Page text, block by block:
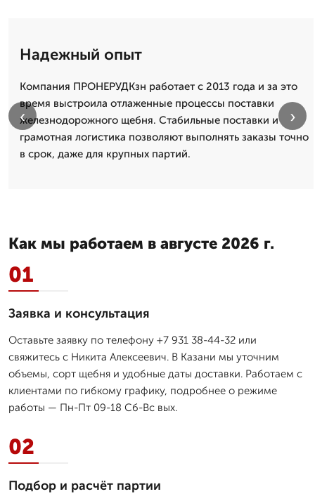
Надежный опыт
Компания ПРОНЕРУДКзн работает с 2013 года и за это
время выстроила отлаженные процессы поставки
железнодорожного щебня. Стабильные поставки и
грамотная логистика позволяют выполнять заказы точно
в срок, даже для крупных партий.
‹ ›
Как мы работаем в августе 2026 г.
01
Заявка и консультация
Оставьте заявку по телефону +7 931 38-44-32 или
свяжитесь с Никита Алексеевич. В Казани мы уточним
объемы, сорт щебня и удобные даты доставки. Работаем с
клиентами по гибкому графику, подробнее о режиме
работы — Пн-Пт 09-18 Сб-Вс вых.
02
Подбор и расчёт партии